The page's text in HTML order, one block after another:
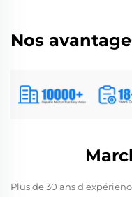
Nos
Plus de 30 ans